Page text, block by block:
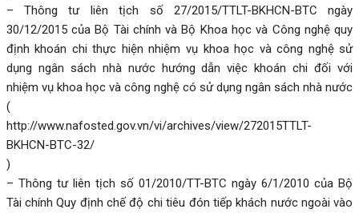
– Thông tư liên tịch số 27/2015/TTLT-BKHCN-BTC ngày
30/12/2015 của Bộ Tài chính và Bộ Khoa học và Công nghệ quy
định khoán chi thực hiện nhiệm vụ khoa học và công nghệ sử
dụng ngân sách nhà nước hướng dẫn việc khoán chi đối với
nhiệm vụ khoa học và công nghệ có sử dụng ngân sách nhà nước
(
http://www.nafosted.gov.vn/vi/archives/view/272015TTLT-
BKHCN-BTC-32/
)
– Thông tư liên tịch số 01/2010/TT-BTC ngày 6/1/2010 của Bộ
Tài chính Quy định chế độ chi tiêu đón tiếp khách nước ngoài vào